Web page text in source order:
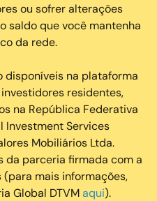
ou sofrer alterações
saldo que você mantenha
da rede.
disponíveis na plataforma
residentes,
na República Federativa
Investment Services
Mobiliários Ltda.
da parceria firmada com a
mais informações,
Global DTVMaqui).